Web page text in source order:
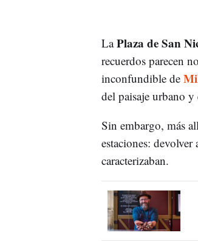
LaPlaza de San
recuerdos parecen
inconfundible de
del paisaje urbano
Sin embargo, más
estaciones:
caracterizaban.